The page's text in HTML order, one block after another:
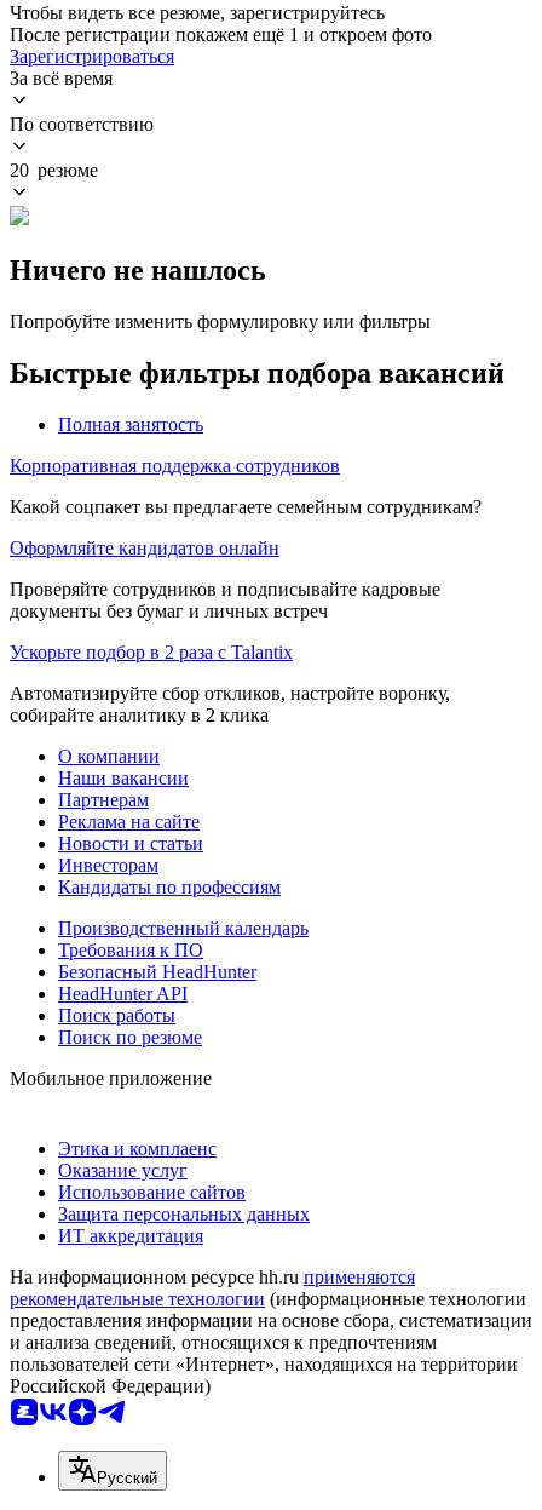
Чтобы видеть все резюме, зарегистрируйтесь
После регистрации покажем ещё 1 и откроем фото
Зарегистрироваться
За всё время
По соответствию
20 резюме
Ничего не нашлось
Попробуйте изменить формулировку или фильтры
Быстрые фильтры подбора вакансий
Полная занятость
Корпоративная поддержка сотрудников
Какой соцпакет вы предлагаете семейным сотрудникам?
Оформляйте кандидатов онлайн
Проверяйте сотрудников и подписывайте кадровые
документы без бумаг и личных встреч
Ускорьте подбор в 2 раза с Talantix
Автоматизируйте сбор откликов, настройте воронку,
собирайте аналитику в 2 клика
О компании
Наши вакансии
Партнерам
Реклама на сайте
Новости и статьи
Инвесторам
Кандидаты по профессиям
Производственный календарь
Требования к ПО
Безопасный HeadHunter
HeadHunter API
Поиск работы
Поиск по резюме
Мобильное приложение
Этика и комплаенс
Оказание услуг
Использование сайтов
Защита персональных данных
ИТ аккредитация
На информационном ресурсе hh.ru применяются
рекомендательные технологии (информационные технологии
предоставления информации на основе сбора, систематизации
и анализа сведений, относящихся к предпочтениям
пользователей сети «Интернет», находящихся на территории
Российской Федерации)
Русский